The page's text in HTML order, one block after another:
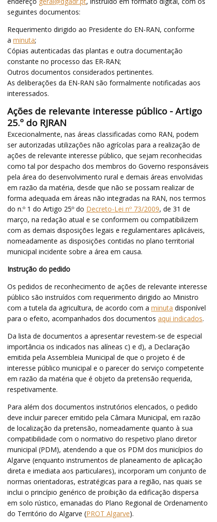
seguintes documentos:
Requerimento dirigido ao Presidente do EN-RAN, conforme
a minuta;
Cópias autenticadas das plantas e outra documentação
constante no processo das ER-RAN;
Outros documentos considerados pertinentes.
As deliberações da EN-RAN são formalmente notificadas aos
interessados.
Ações de relevante interesse público - Artigo
25.º do RJRAN
Excecionalmente, nas áreas classificadas como RAN, podem
ser autorizadas utilizações não agrícolas para a realização de
ações de relevante interesse público, que sejam reconhecidas
como tal por despacho dos membros do Governo responsáveis
pela área do desenvolvimento rural e demais áreas envolvidas
em razão da matéria, desde que não se possam realizar de
forma adequada em áreas não integradas na RAN, nos termos
do n.º 1 do Artigo 25º do Decreto-Lei nº 73/2009, de 31 de
março, na redação atual e se conformem ou compatibilizem
com as demais disposições legais e regulamentares aplicáveis,
nomeadamente as disposições contidas no plano territorial
municipal incidente sobre a área em causa.
Instrução do pedido
Os pedidos de reconhecimento de ações de relevante interesse
público são instruídos com requerimento dirigido ao Ministro
com a tutela da agricultura, de acordo com a minuta disponível
para o efeito, acompanhados dos documentos aqui indicados.
Da lista de documentos a apresentar revestem-se de especial
importância os indicados nas alíneas c) e d), a Declaração
emitida pela Assembleia Municipal de que o projeto é de
interesse público municipal e o parecer do serviço competente
em razão da matéria que é objeto da pretensão requerida,
respetivamente.
Para além dos documentos instrutórios elencados, o pedido
deve incluir parecer emitido pela Câmara Municipal, em razão
de localização da pretensão, nomeadamente quanto à sua
compatibilidade com o normativo do respetivo plano diretor
municipal (PDM), atendendo a que os PDM dos municípios do
Algarve (enquanto instrumentos de planeamento de aplicação
direta e imediata aos particulares), incorporam um conjunto de
normas orientadoras, estratégicas para a região, nas quais se
inclui o princípio genérico de proibição da edificação dispersa
em solo rústico, emanadas do Plano Regional de Ordenamento
do Território do Algarve (PROT Algarve).